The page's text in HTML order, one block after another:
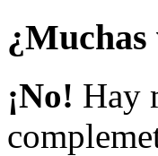
¿Muchas
¡No! Hay